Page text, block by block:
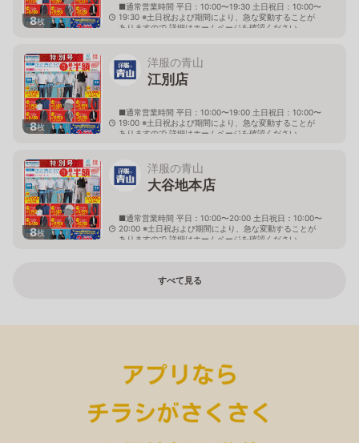
8枚
■通常営業時間 平日：10:00〜19:30 土日祝日：10:00〜
19:30 ※土日祝および期間により、急な変動することが
ありますので 詳細はホームページを確認ください
8枚
洋服の青山
江別店
■通常営業時間 平日：10:00〜19:00 土日祝日：10:00〜
19:00 ※土日祝および期間により、急な変動することが
ありますので 詳細はホームページを確認ください
8枚
洋服の青山
大谷地本店
■通常営業時間 平日：10:00〜20:00 土日祝日：10:00〜
20:00 ※土日祝および期間により、急な変動することが
ありますので 詳細はホームページを確認ください
すべて見る